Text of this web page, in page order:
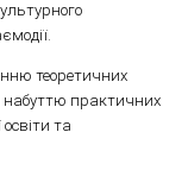
теоретичних
набуттю практичних
та